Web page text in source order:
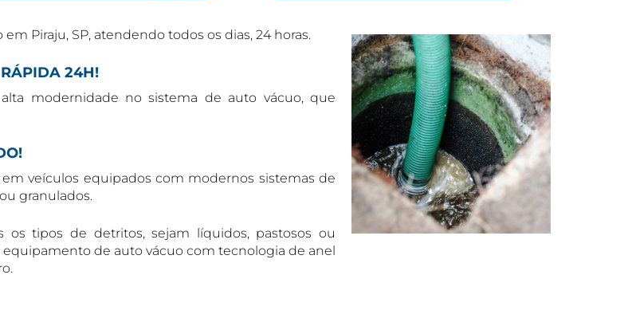
Piraju, SP, atendendo todos os dias, 24 horas.
RÁPIDA 24H!
modernidade no sistema de auto vácuo, que
em veículos equipados com modernos sistemas de
granulados.
tipos de detritos, sejam líquidos, pastosos ou
de auto vácuo com tecnologia de anel